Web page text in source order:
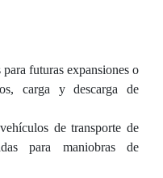
futuras expansiones o
carga y descarga de
de transporte de
para maniobras de